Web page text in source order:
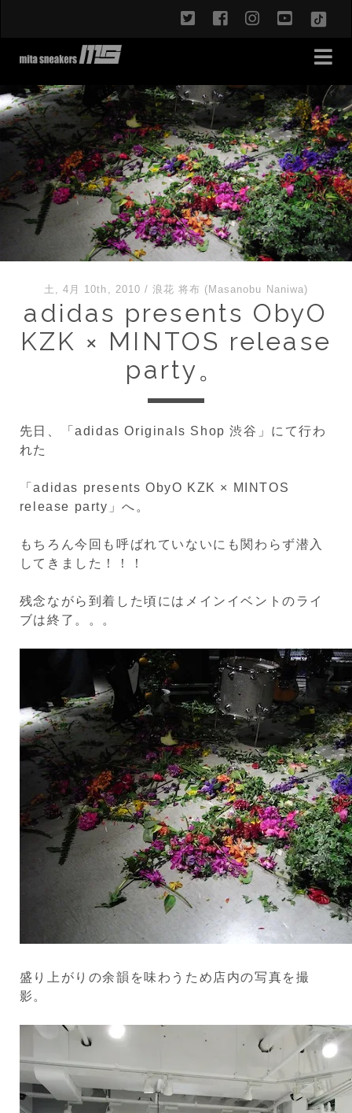
twitterfacebookinstagram
土, 4月 10th, 2010 / 浪花 将布 (Masanobu Naniwa)
adidas presents ObyO
KZK × MINTOS release
party。
先日、「adidas Originals Shop 渋谷」にて行わ
れた
「adidas presents ObyO KZK × MINTOS
release party」へ。
もちろん今回も呼ばれていないにも関わらず潜入
してきました！！！
残念ながら到着した頃にはメインイベントのライ
ブは終了。。。
盛り上がりの余韻を味わうため店内の写真を撮
影。